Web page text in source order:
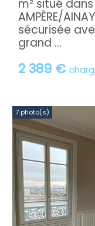
2 389 €
m² situé
AMPÈRE/
sécurisée
grand ...
7 photo(s)